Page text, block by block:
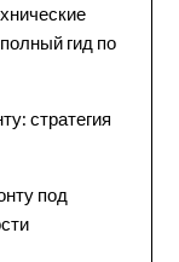
гид по
стратегия
под